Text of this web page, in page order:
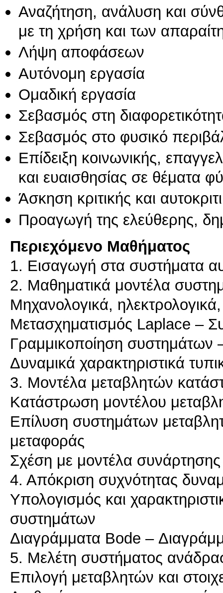
Αναζήτηση, ανάλυση και
με τη χρήση και των
Λήψη αποφάσεων
Αυτόνομη εργασία
Ομαδική εργασία
Σεβασμός στη
Σεβασμός στο φυσικό
Επίδειξη κοινωνικής,
και ευαισθησίας σε θέματα
Άσκηση κριτικής και
Προαγωγή της ελεύθερης,
Περιεχόμενο Μαθήματος
1. Εισαγωγή στα συστήματα
2. Μαθηματικά μοντέλα
Μηχανολογικά,
Μετασχηματισμός Laplace –
Γραμμικοποίηση συστημάτων
Δυναμικά χαρακτηριστικά
3. Μοντέλα μεταβλητών
Κατάστρωση μοντέλου
Επίλυση συστημάτων
μεταφοράς
Σχέση με μοντέλα
4. Απόκριση συχνότητας
Υπολογισμός και
συστημάτων
Διαγράμματα Bode –
5. Μελέτη συστήματος
Επιλογή μεταβλητών και